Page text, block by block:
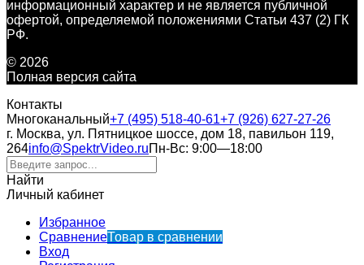
информационный характер и не является публичной
офертой, определяемой положениями Статьи 437 (2) ГК
РФ.
© 2026
Полная версия сайта
Контакты
Многоканальный+7 (495) 518-40-61+7 (926) 627-27-26
г. Москва, ул. Пятницкое шоссе, дом 18, павильон 119,
264info@SpektrVideo.ruПн-Вс: 9:00—18:00
Найти
Личный кабинет
Избранное
СравнениеТовар в сравнении
Вход